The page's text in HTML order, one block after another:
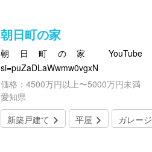
朝日町の家
朝日町の家 YouTube https://
si=puZaDLaWwmw0vgxN
価格：4500万円以上〜5000万円未満
愛知県
新築戸建て
平屋 ガレー